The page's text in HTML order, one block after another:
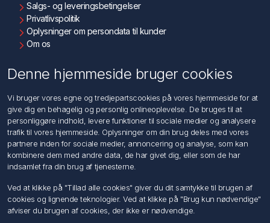
Salgs- og leveringsbetingelser
Privatlivspolitik
Oplysninger om persondata til kunder
Om os
Søg
Min konto
Min konto
Ordrer
Adresser
Ansøg om Sælger konto
Denne hjemmeside bruger cookies
Vi bruger vores egne og tredjepartscookies på vores hjemmeside for at
give dig en behagelig og personlig onlineoplevelse. De bruges til at
personliggøre indhold, levere funktioner til sociale medier og analysere
trafik til vores hjemmeside. Oplysninger om din brug deles med vores
partnere inden for sociale medier, annoncering og analyse, som kan
kombinere dem med andre data, de har givet dig, eller som de har
indsamlet fra din brug af tjenesterne.
Ved at klikke på "Tillad alle cookies" giver du dit samtykke til brugen af
cookies og lignende teknologier. Ved at klikke på "Brug kun nødvendige"
afviser du brugen af cookies, der ikke er nødvendige.